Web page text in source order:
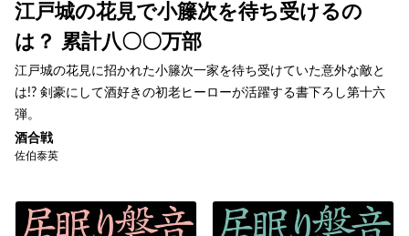
江戸城の花見で小籐次を待ち受けるの
は？ 累計八〇〇万部
江戸城の花見に招かれた小籐次一家を待ち受けていた意外な敵と
は!? 剣豪にして酒好きの初老ヒーローが活躍する書下ろし第十六
弾。
酒合戦
佐伯泰英